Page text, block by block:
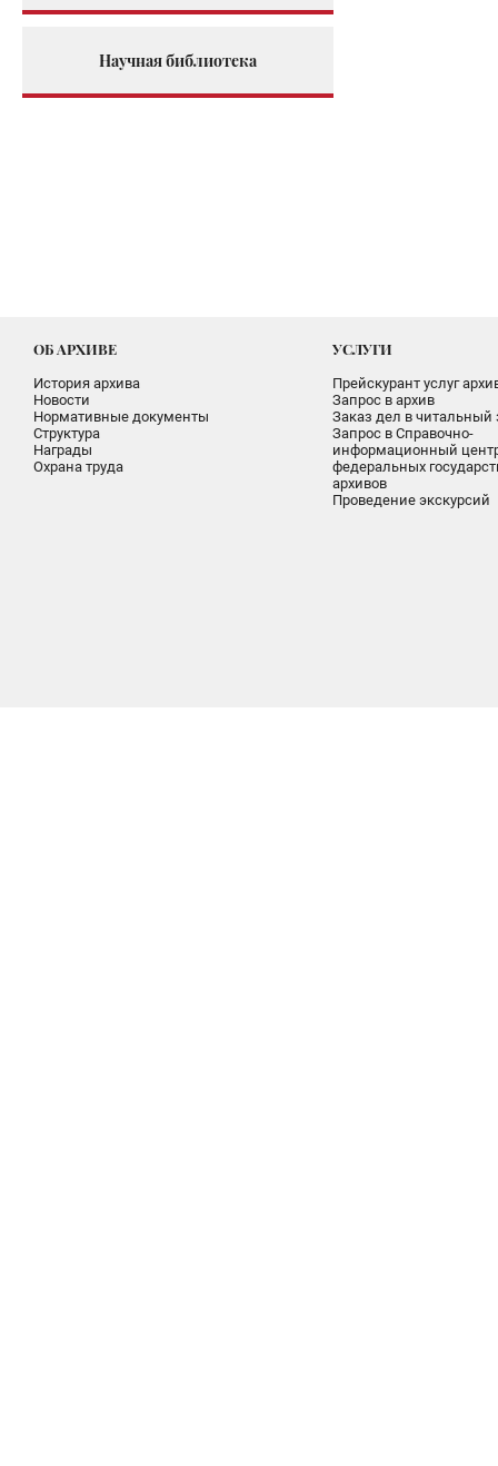
Научная библиотека
ОБ АРХИВЕ
История архива
Новости
Нормативные документы
Структура
Награды
Охрана труда
УСЛУГИ
Прейскурант услуг
Запрос в архив
Заказ дел в читальный
Запрос в Справочно-
информационный
федеральных
архивов
Проведение экскурсий